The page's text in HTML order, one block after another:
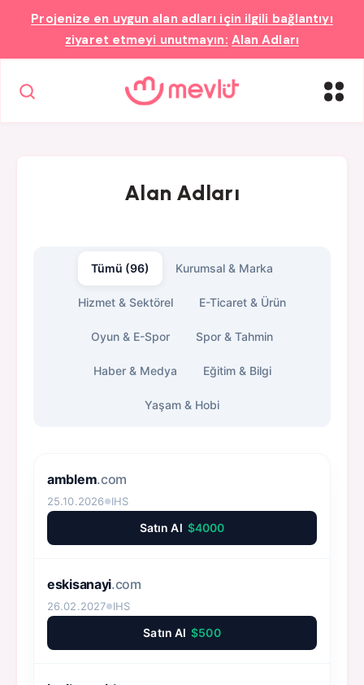
Projenize en uygun alan adları için ilgili bağlantıyı
ziyaret etmeyi unutmayın: Alan Adları
Alan Adları
Tümü (96) Kurumsal & Marka
Hizmet & Sektörel E-Ticaret & Ürün
Oyun & E-Spor Spor & Tahmin
Haber & Medya Eğitim & Bilgi
Yaşam & Hobi
amblem.com
25.10.2026●IHS
Satın Al $4000
eskisanayi.com
26.02.2027●IHS
Satın Al $500